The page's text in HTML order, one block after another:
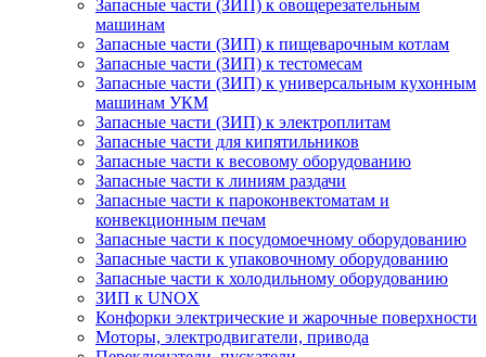
Запасные части (ЗИП) к овощерезательным
машинам
Запасные части (ЗИП) к пищеварочным котлам
Запасные части (ЗИП) к тестомесам
Запасные части (ЗИП) к универсальным кухонным
машинам УКМ
Запасные части (ЗИП) к электроплитам
Запасные части для кипятильников
Запасные части к весовому оборудованию
Запасные части к линиям раздачи
Запасные части к пароконвектоматам и
конвекционным печам
Запасные части к посудомоечному оборудованию
Запасные части к упаковочному оборудованию
Запасные части к холодильному оборудованию
ЗИП к UNOX
Конфорки электрические и жарочные поверхности
Моторы, электродвигатели, привода